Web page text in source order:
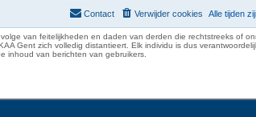
Alle tijden
Verwijder cookies
Contact
van feitelijkheden en daden van derden die rechtstreeks of
Gent zich volledig distantieert. Elk individu is dus
inhoud van berichten van gebruikers.